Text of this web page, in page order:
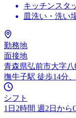
キッチンスタ
皿洗い・洗い
勤務地
面接地
青森県弘前市大字八
撫牛子駅 徒歩14分
シフト
1日2時間 週2日から